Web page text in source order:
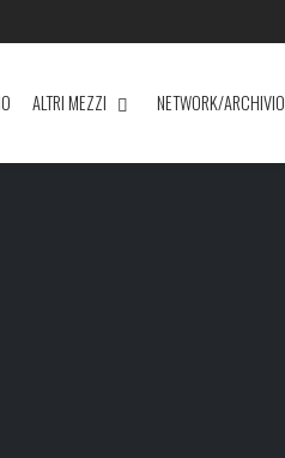
ALTRI MEZZI NETWORK/ARCHIVIO